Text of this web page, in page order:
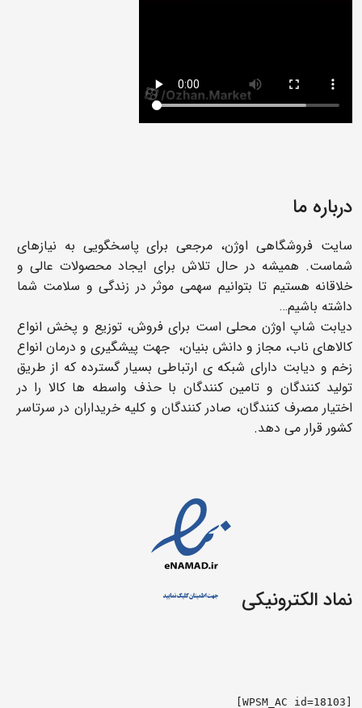
درباره ما
سایت فروشگاهی اوژن، مرجعی برای پاسخگویی به نیازهای
شماست. همیشه در حال تلاش برای ایجاد محصولات عالی و
خلاقانه هستیم تا بتوانیم سهمی موثر در زندگی و سلامت شما
داشته باشیم…
دیابت شاپ اوژن محلی است برای فروش، توزیع و پخش انواع
کالاهای ناب، مجاز و دانش بنیان، جهت پیشگیری و درمان انواع
زخم و دیابت دارای شبکه ی ارتباطی بسیار گسترده که از طریق
تولید کنندگان و تامین کنندگان با حذف واسطه ها کالا را در
اختیار مصرف کنندگان، صادر کنندگان و کلیه خریداران در سرتاسر
کشور قرار می دهد.
نماد الکترونیکی